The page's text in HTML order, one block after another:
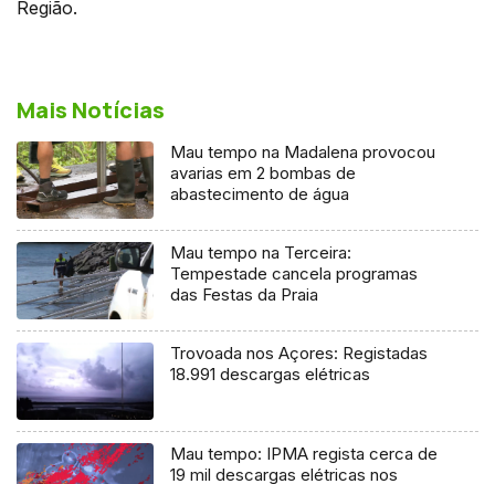
Região.
Mais Notícias
Mau tempo na Madalena provocou
avarias em 2 bombas de
abastecimento de água
Mau tempo na Terceira:
Tempestade cancela programas
das Festas da Praia
Trovoada nos Açores: Registadas
18.991 descargas elétricas
Mau tempo: IPMA regista cerca de
19 mil descargas elétricas nos